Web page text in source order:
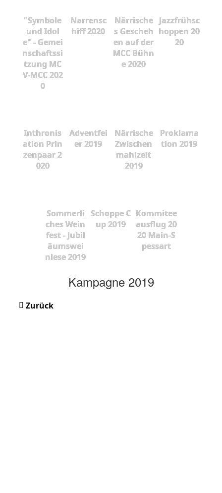
"Symbole
und Idol
e" - Gemei
nschaftssi
tzung MC
V-MCC 202
0
Narrensc
hiff 2020
Närrische
s Gescheh
en auf der
MCC Bühn
e 2020
Jazzfrühsc
hoppen 20
20
Inthronis
ation Prin
zenpaar 2
020
Adventfei
er 2019
Närrische
Zwischen
mahlzeit
2019
Proklama
tion 2019
Sommerli
ches Wein
fest - Jubil
äumswei
nlese 2019
Schoppe C
up 2019
Kommitee
ausflug 20
20 Main-S
pessart
Kampagne 2019
Zurück